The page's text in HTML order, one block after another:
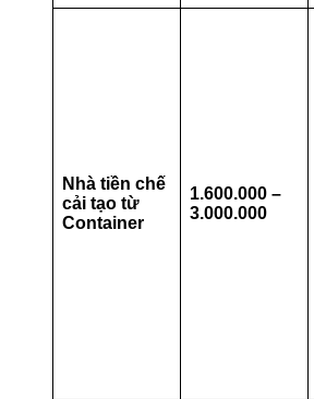
Nhà tiền chế
cải tạo từ
Container
1.600.000 –
3.000.000